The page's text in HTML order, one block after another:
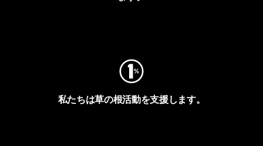
私たちは草の根活動を支援します。